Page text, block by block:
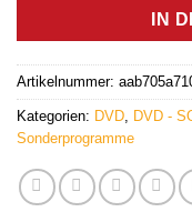
IN
Artikelnummer:
Kategorien: DVD DVD -
Sonderprogramme